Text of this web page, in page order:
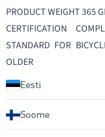
PRODUCT WEIGHT 365
CERTIFICATION
STANDARD FOR
OLDER
Eesti
Soome